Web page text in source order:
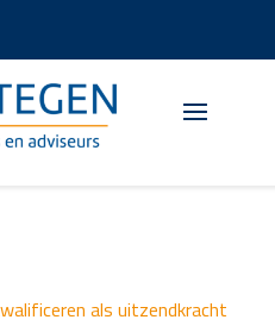
als uitzendkracht